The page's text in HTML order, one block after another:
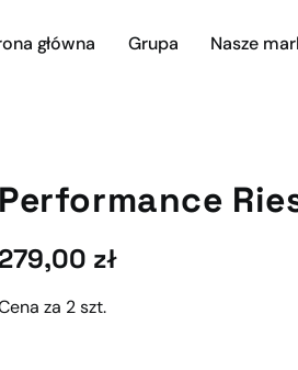
główna Grupa Nasze
Performance
279,00 zł
za 2 szt.